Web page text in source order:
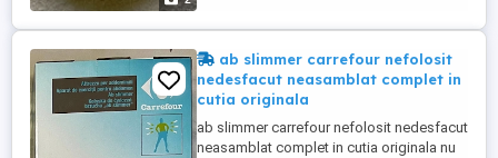
ab slimmer carrefour nefolosit
nedesfacut neasamblat complet in
cutia originala
ab slimmer carrefour nefolosit nedesfacut
neasamblat complet in cutia originala nu